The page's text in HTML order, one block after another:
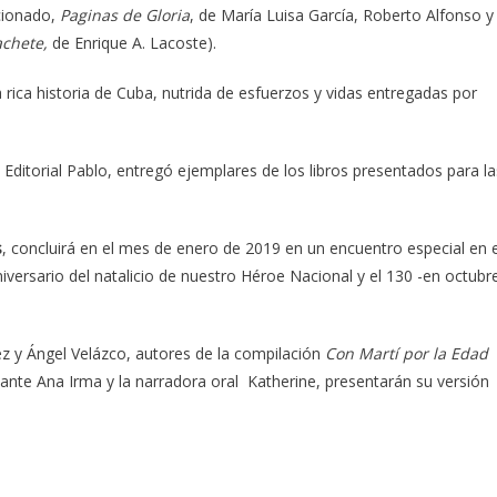
Paginas de Gloria, de María Luisa García, Roberto Alfonso y
de Enrique A. Lacoste).
historia de Cuba, nutrida de esfuerzos y vidas entregadas por
Pablo, entregó ejemplares de los libros presentados para
, concluirá en el mes de enero de 2019 en un encuentro especial en
del natalicio de nuestro Héroe Nacional y el 130 -en
y Ángel Velázco, autores de la compilación Con Martí por la Edad
Ana Irma y la narradora oral Katherine, presentarán su versión